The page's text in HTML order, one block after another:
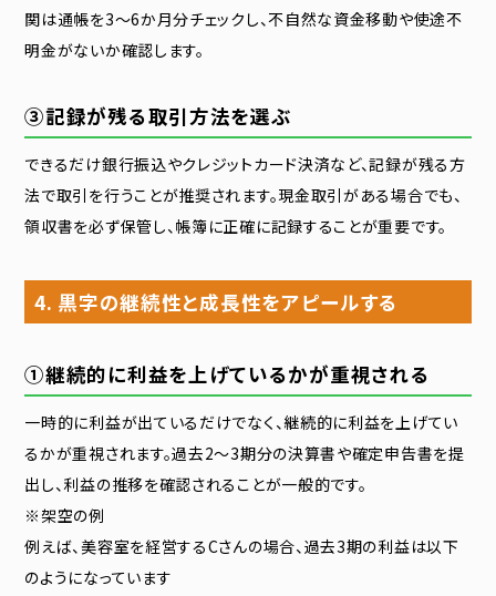
関は通帳を3〜6か月分チェックし、不自然な資金移動や使途不
明金がないか確認します。
③記録が残る取引方法を選ぶ
できるだけ銀行振込やクレジットカード決済など、記録が残る方
法で取引を行うことが推奨されます。現金取引がある場合でも、
領収書を必ず保管し、帳簿に正確に記録することが重要です。
4. 黒字の継続性と成長性をアピールする
①継続的に利益を上げているかが重視される
一時的に利益が出ているだけでなく、継続的に利益を上げてい
るかが重視されます。過去2〜3期分の決算書や確定申告書を提
出し、利益の推移を確認されることが一般的です。
※架空の例
例えば、美容室を経営するCさんの場合、過去3期の利益は以下
のようになっています